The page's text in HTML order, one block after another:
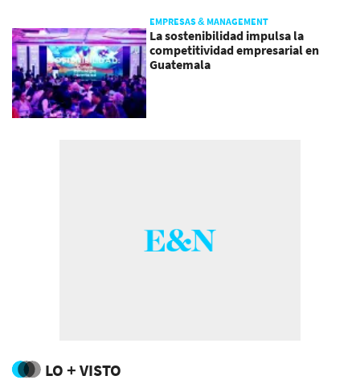
EMPRESAS & MANAGEMENT
La sostenibilidad impulsa la
competitividad empresarial en
Guatemala
LO + VISTO